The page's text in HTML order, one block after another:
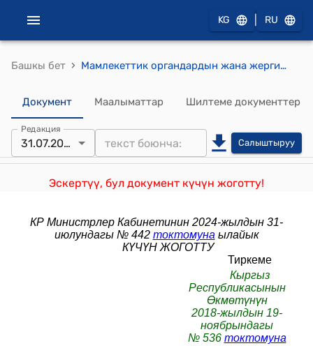
KG RU
Башкы бет › Мамлекеттик органдардын жана жергиликтүү өз алдынча башкаруу органдары- нын соттолгондорго социалдык жардам көрсөтүү маселеси боюнча түзөтүү мекемелери менен өз ара аракеттешүү ТАРТИБИ (Кыргыз Республикасынын Өк- мөтүнүн 2018-жылдын 19-ноябрындагы N 536 токтому менен бекитилген)
Документ Маалыматтар Шилтеме документтер
Редакция
31.07.2024 Салыштыруу
Эскертүү, бул документ күчүн жоготту!